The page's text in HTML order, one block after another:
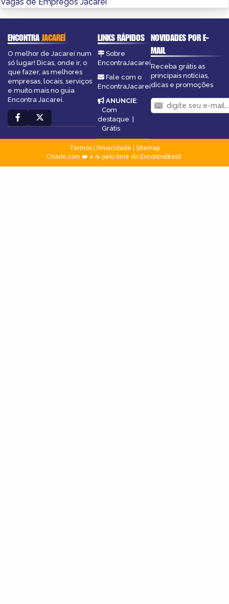
ENCONTRAJACAREÍ
O melhor de Jacareí num
só lugar! Dicas, onde ir, o
que fazer, as melhores
empresas, locais, serviços
e muito mais no guia
Encontra Jacareí.
LINKS RÁPIDOS
Sobre
EncontraJacareí
Fale com o
EncontraJacareí
ANUNCIE:
Com
destaque
Grátis
NOVIDADES POR E-
MAIL
Receba grátis as
principais notícias,
dicas e promoções
Termos| Privacidade
Sitemap
Criado com ❤️ e ☕ pelo time do EncontraBrasil